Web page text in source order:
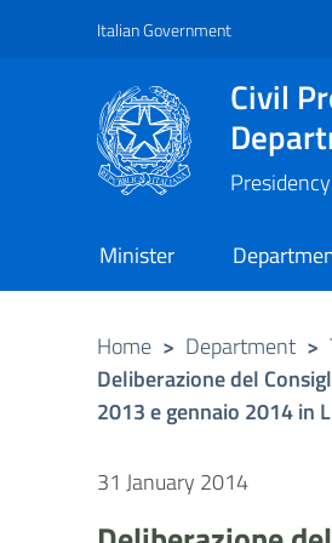
Vai al contenuto principale
Raggiungi il piè di pagina
Italian Government
Civil
Minister
Home > Department >
Deliberazione del
2013 e gennaio 2014 in
31 January 2014